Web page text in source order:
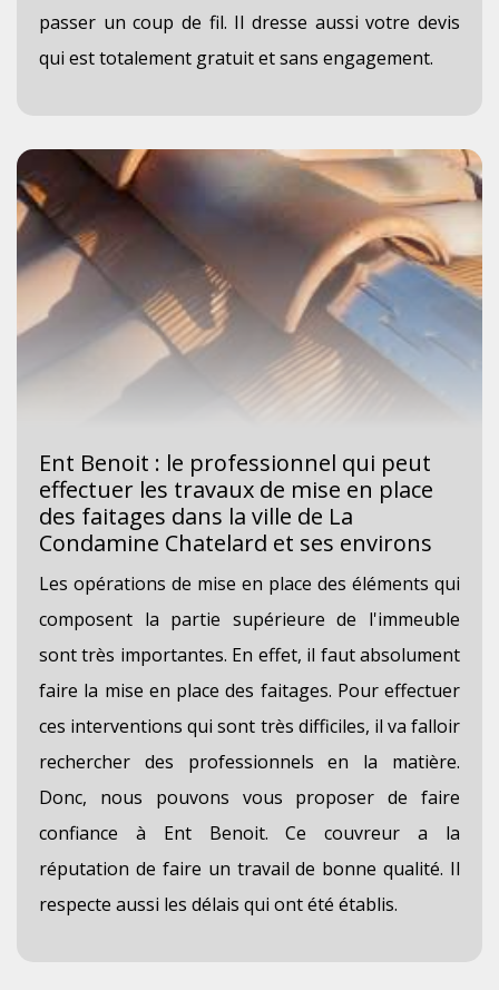
passer un coup de fil. Il dresse aussi votre devis
qui est totalement gratuit et sans engagement.
Ent Benoit : le professionnel qui peut
effectuer les travaux de mise en place
des faitages dans la ville de La
Condamine Chatelard et ses environs
Les opérations de mise en place des éléments qui
composent la partie supérieure de l'immeuble
sont très importantes. En effet, il faut absolument
faire la mise en place des faitages. Pour effectuer
ces interventions qui sont très difficiles, il va falloir
rechercher des professionnels en la matière.
Donc, nous pouvons vous proposer de faire
confiance à Ent Benoit. Ce couvreur a la
réputation de faire un travail de bonne qualité. Il
respecte aussi les délais qui ont été établis.